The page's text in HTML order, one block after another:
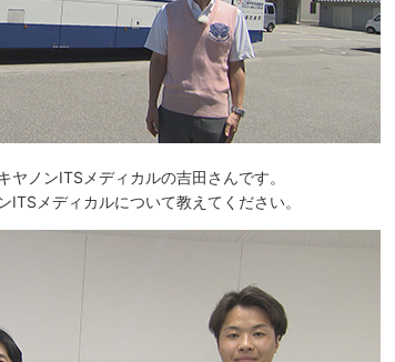
ヤノンITSメディカルの吉田さんです。
ディカルについて教えてください。